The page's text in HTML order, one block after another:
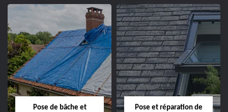
Pose de bâche et
Pose et réparation de